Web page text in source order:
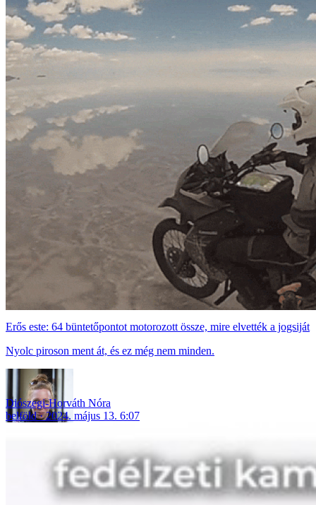
Erős este: 64 büntetőpontot motorozott össze, mire elvették a jogsiját
Nyolc piroson ment át, és ez még nem minden.
Diószegi-Horváth Nóra
belföld
2024. május 13. 6:07